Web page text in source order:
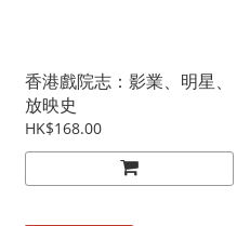
香港戲院志：影業、明星、
放映史
HK$168.00